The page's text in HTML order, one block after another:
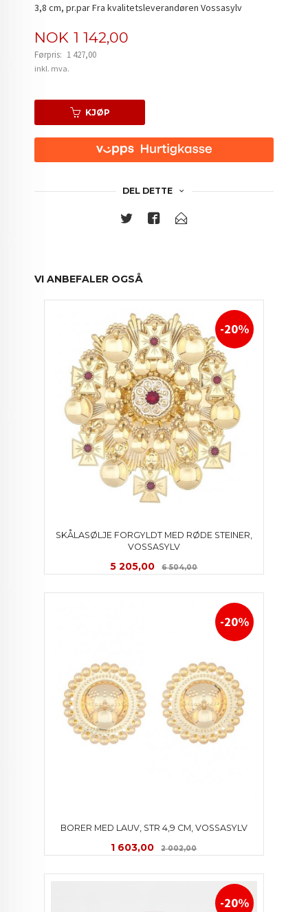
3,8 cm, pr.par Fra kvalitetsleverandøren Vossasylv
Tilbud
NOK 1 142,00
Førpris: 1 427,00
Rabatt
inkl. mva.
KJØP
DEL DETTE
VI ANBEFALER OGSÅ
VOSSASYLV
Tilbud
5 205,00 6 504,00Rabatt
-20%
BORER MED LAUV, STR 4,9 CM, VOSSASYLV
Tilbud
1 603,00 2 002,00Rabatt
-20%
-20%